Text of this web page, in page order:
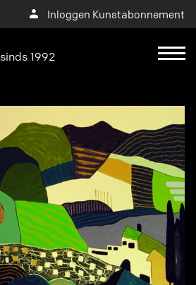
Inloggen Kunstabonnement
sinds 1992